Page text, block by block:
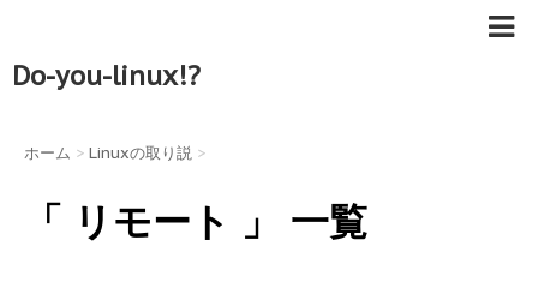
Do-you-linux!?
ホーム > Linuxの取り説 >
「 リモート 」 一覧